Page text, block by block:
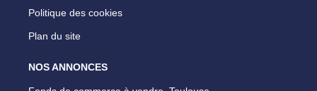
Politique des cookies
Plan du site
NOS ANNONCES